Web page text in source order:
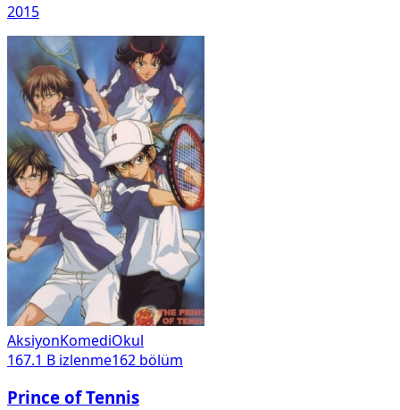
2015
AksiyonKomediOkul
167.1 B izlenme162 bölüm
Prince of Tennis